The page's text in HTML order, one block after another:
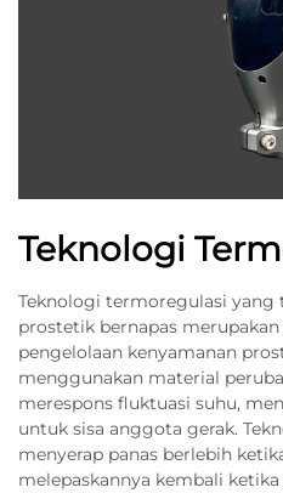
Teknologi
Teknologi termoregulasi yang
prostetik bernapas
pengelolaan kenyamanan
menggunakan material
merespons fluktuasi suhu,
untuk sisa anggota gerak.
menyerap panas berlebih
melepaskannya kembali